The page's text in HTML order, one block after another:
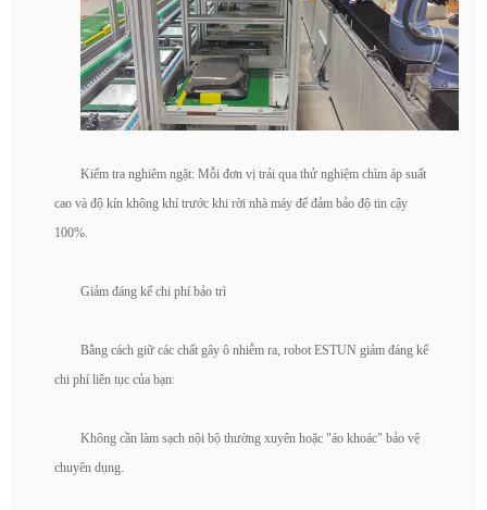
Kiểm tra nghiêm ngặt: Mỗi đơn vị trải qua thử nghiệm chìm áp suất
cao và độ kín không khí trước khi rời nhà máy để đảm bảo độ tin cậy
100%.
Giảm đáng kể chi phí bảo trì
Bằng cách giữ các chất gây ô nhiễm ra, robot ESTUN giảm đáng kể
chi phí liên tục của bạn:
Không cần làm sạch nội bộ thường xuyên hoặc "áo khoác" bảo vệ
chuyên dụng.